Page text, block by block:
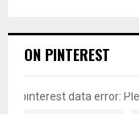
ON PINTEREST
pinterest data error: